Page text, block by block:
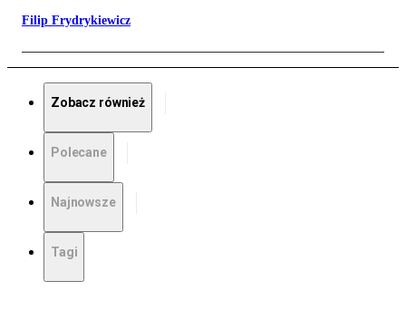
Filip Frydrykiewicz
Zobacz również
Polecane
Najnowsze
Tagi